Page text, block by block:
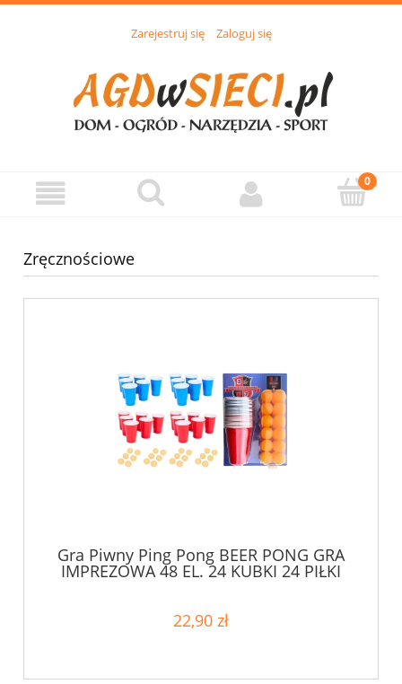
Zarejestruj się Zaloguj się
Zręcznościowe
Gra Piwny Ping Pong BEER PONG GRA
IMPREZOWA 48 EL. 24 KUBKI 24 PIŁKI
22,90 zł